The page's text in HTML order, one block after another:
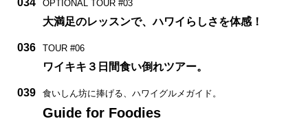
OPTIONAL TOUR #03
大満足のレッスンで、ハワイらしさを体感！
036 TOUR #06
ワイキキ３日間食い倒れツアー。
039 食いしん坊に捧げる、ハワイグルメガイド。
Guide for Foodies